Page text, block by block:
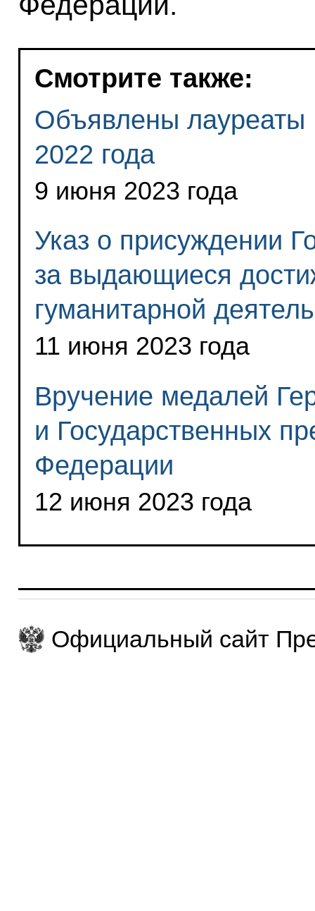
Смотрите также:
Объявлены лауреаты
2022 года
9 июня 2023 года
Указ о присуждении
за выдающиеся
гуманитарной
11 июня 2023 года
Вручение медалей
и Государственных
Федерации
12 июня 2023 года
Официальный сайт